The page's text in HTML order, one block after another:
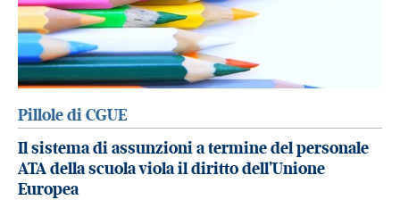
Pillole di CGUE
Il sistema di assunzioni a termine del personale
ATA della scuola viola il diritto dell’Unione
Europea